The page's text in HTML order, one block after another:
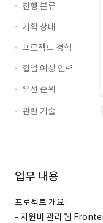
진행 분류
기획 상태
프로젝트 경험
협업 예정 인력
우선 순위
관련 기술
업무 내용
프로젝트 개요 :
- 지원비 관리 웹